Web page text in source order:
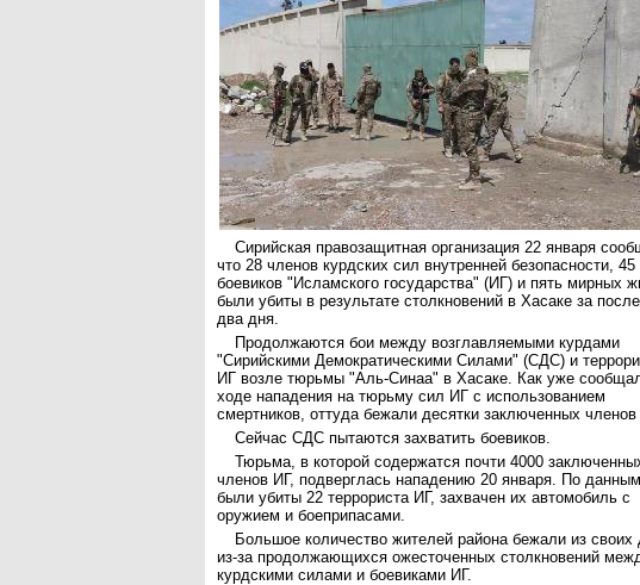
Сирийская правозащитная организация 22 января
что 28 членов курдских сил внутренней безопасности, 45
боевиков "Исламского государства" (ИГ) и пять мирных
были убиты в результате столкновений в Хасаке за
два дня.
Продолжаются бои между возглавляемыми курдами
"Сирийскими Демократическими Силами" (СДС) и
ИГ возле тюрьмы "Аль-Синаа" в Хасаке. Как уже
ходе нападения на тюрьму сил ИГ с использованием
смертников, оттуда бежали десятки заключенных членов
Сейчас СДС пытаются захватить боевиков.
Тюрьма, в которой содержатся почти 4000
членов ИГ, подверглась нападению 20 января. По
были убиты 22 террориста ИГ, захвачен их автомобиль с
оружием и боеприпасами.
Большое количество жителей района бежали из своих
из-за продолжающихся ожесточенных столкновений
курдскими силами и боевиками ИГ.